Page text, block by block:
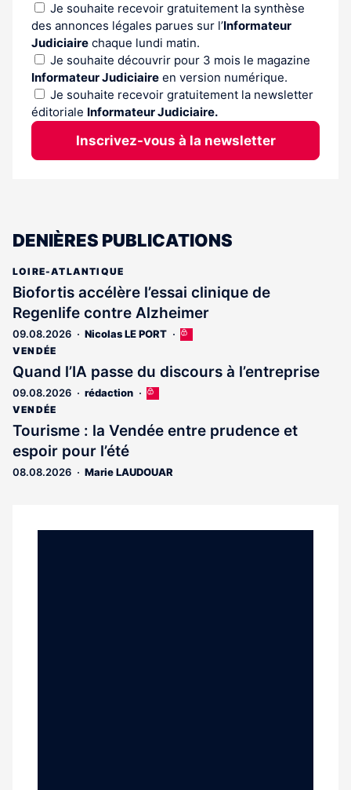
Je souhaite recevoir gratuitement la synthèse
des annonces légales parues sur l’Informateur
Judiciaire chaque lundi matin.
Je souhaite découvrir pour 3 mois le magazine
Informateur Judiciaire en version numérique.
Je souhaite recevoir gratuitement la newsletter
éditoriale Informateur Judiciaire.
Inscrivez-vous à la newsletter
DENIÈRES PUBLICATIONS
LOIRE-ATLANTIQUE
Biofortis accélère l’essai clinique de
Regenlife contre Alzheimer
09.08.2026 Nicolas LE PORT
Cet
réservé
VENDÉE
Quand l’IA passe du discours à l’entreprise
09.08.2026 rédaction
Cet
est
réservé
abonnés
VENDÉE
Tourisme : la Vendée entre prudence et
espoir pour l’été
08.08.2026 Marie LAUDOUAR